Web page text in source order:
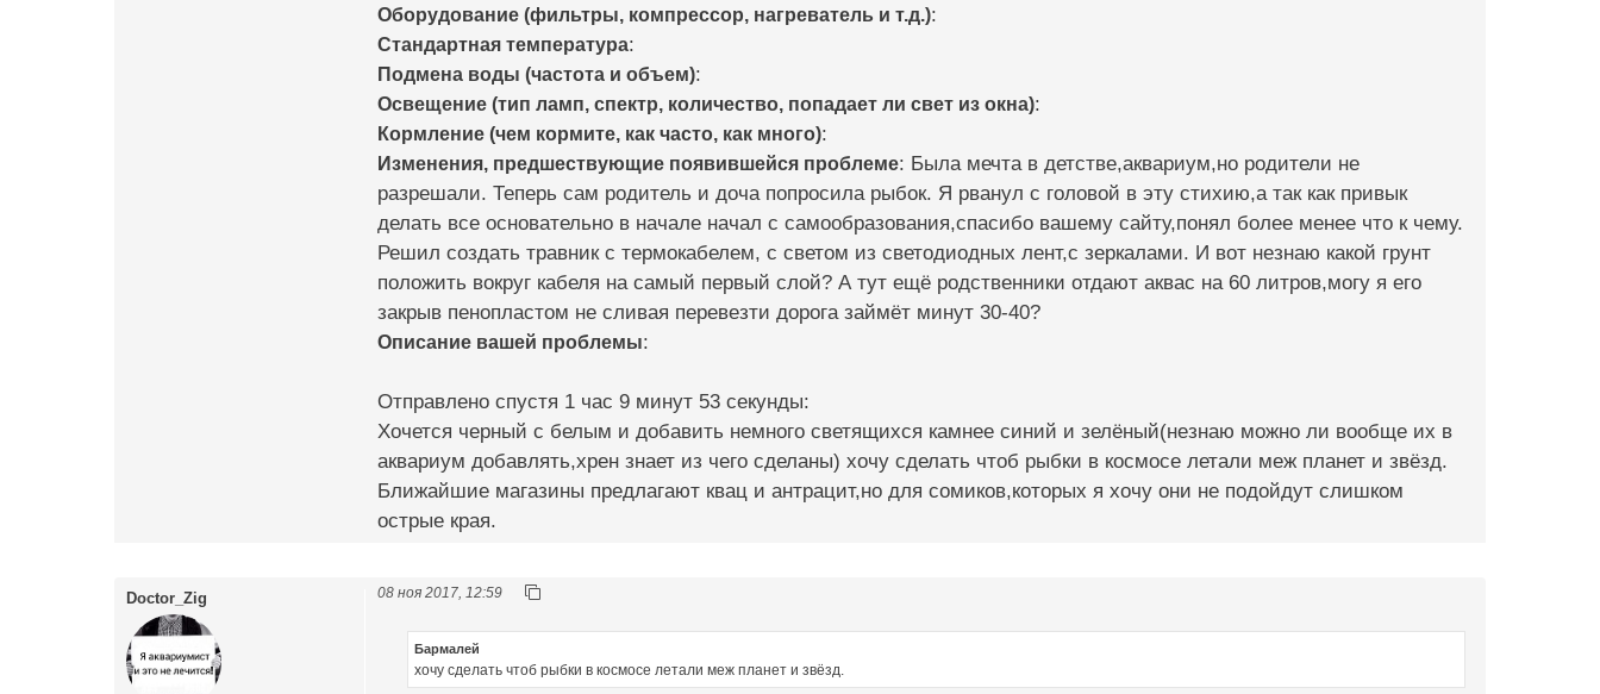
Оборудование (фильтры, компрессор, нагреватель и т.д.):
Стандартная температура:
Подмена воды (частота и объем):
Освещение (тип ламп, спектр, количество, попадает ли свет из окна):
Кормление (чем кормите, как часто, как много):
Изменения, предшествующие появившейся проблеме: Была мечта в детстве,аквариум,но родители не
разрешали. Теперь сам родитель и доча попросила рыбок. Я рванул с головой в эту стихию,а так как привык
делать все основательно в начале начал с самообразования,спасибо вашему сайту,понял более менее что к чему.
Решил создать травник с термокабелем, с светом из светодиодных лент,с зеркалами. И вот незнаю какой грунт
положить вокруг кабеля на самый первый слой? А тут ещё родственники отдают аквас на 60 литров,могу я его
закрыв пенопластом не сливая перевезти дорога займёт минут 30-40?
Описание вашей проблемы:
Отправлено спустя 1 час 9 минут 53 секунды:
Хочется черный с белым и добавить немного светящихся камнее синий и зелёный(незнаю можно ли вообще их в
аквариум добавлять,хрен знает из чего сделаны) хочу сделать чтоб рыбки в космосе летали меж планет и звёзд.
Ближайшие магазины предлагают квац и антрацит,но для сомиков,которых я хочу они не подойдут слишком
острые края.
Doctor_Zig 08 ноя 2017, 12:59
Бармалей
хочу сделать чтоб рыбки в космосе летали меж планет и звёзд.